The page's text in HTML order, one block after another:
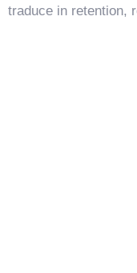
traduce in retention,